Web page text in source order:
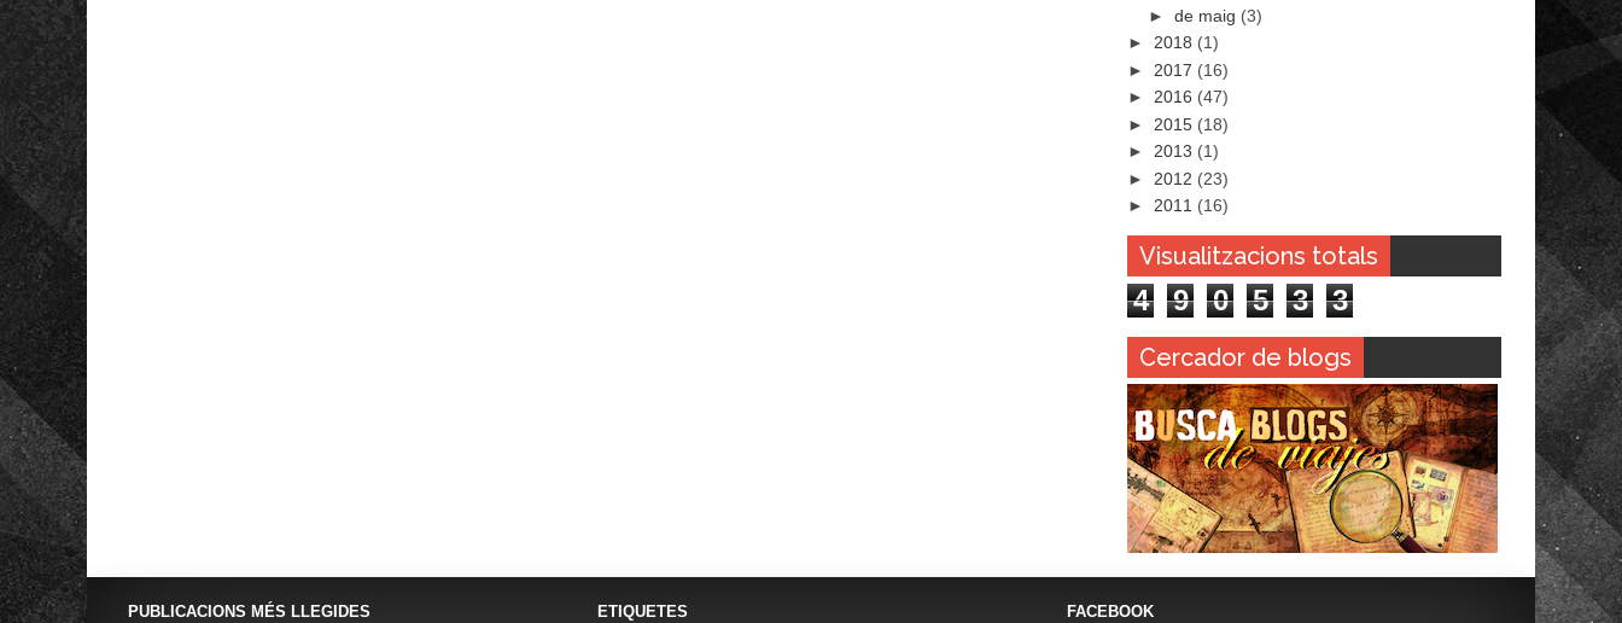
► de maig (3)
► 2018 (1)
► 2017 (16)
► 2016 (47)
► 2015 (18)
► 2013 (1)
► 2012 (23)
► 2011 (16)
Visualitzacions totals
4 9 0 5 3 3
Cercador de blogs
PUBLICACIONS MÉS LLEGIDES ETIQUETES FACEBOOK